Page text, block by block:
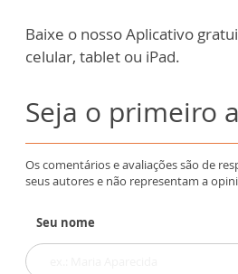
Baixe o nosso Aplicativo
celular, tablet ou iPad.
Seja o primeiro
Os comentários e avaliações são de
seus autores e não representam a
Seu nome